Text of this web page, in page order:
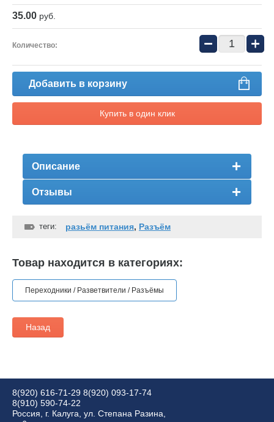
35.00 руб.
Количество: − +
Добавить в корзину
Купить в один клик
Описание
Отзывы
теги: разьём питания, Разъём
Товар находится в категориях:
Переходники / Разветвители / Разъёмы
Назад
8(920) 616-71-29 8(920) 093-17-74
8(910) 590-74-22
Россия, г. Калуга, ул. Степана Разина,